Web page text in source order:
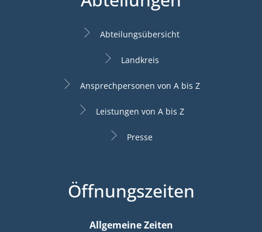
Abteilungsübersicht
Landkreis
Ansprechpersonen von A bis Z
Leistungen von A bis Z
Presse
Öffnungszeiten
Allgemeine Zeiten